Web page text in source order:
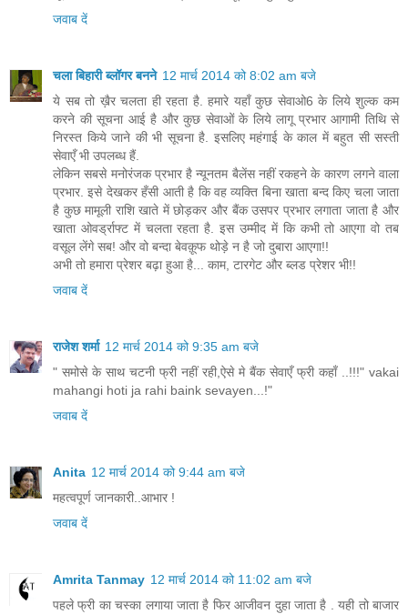
जवाब दें
चला बिहारी ब्लॉगर बनने 12 मार्च 2014 को 8:02 am बजे
ये सब तो ख़ैर चलता ही रहता है. हमारे यहाँ कुछ सेवाओ6 के लिये शुल्क कम
करने की सूचना आई है और कुछ सेवाओं के लिये लागू प्रभार आगामी तिथि से
निरस्त किये जाने की भी सूचना है. इसलिए महंगाई के काल में बहुत सी सस्ती
सेवाएँ भी उपलब्ध हैं.
लेकिन सबसे मनोरंजक प्रभार है न्यूनतम बैलेंस नहीं रकहने के कारण लगने वाला
प्रभार. इसे देखकर हँसी आती है कि वह व्यक्ति बिना खाता बन्द किए चला जाता
है कुछ मामूली राशि खाते में छोड़कर और बैंक उसपर प्रभार लगाता जाता है और
खाता ओवर्ड्राफ्ट में चलता रहता है. इस उम्मीद में कि कभी तो आएगा वो तब
वसूल लेंगे सब! और वो बन्दा बेवक़ूफ थोड़े न है जो दुबारा आएगा!!
अभी तो हमारा प्रेशर बढ़ा हुआ है... काम, टारगेट और ब्लड प्रेशर भी!!
जवाब दें
राजेश शर्मा 12 मार्च 2014 को 9:35 am बजे
" समोसे के साथ चटनी फ्री नहीं रही,ऐसे मे बैंक सेवाएँ फ्री कहाँ ..!!!" vakai
mahangi hoti ja rahi baink sevayen...!"
जवाब दें
Anita 12 मार्च 2014 को 9:44 am बजे
महत्वपूर्ण जानकारी..आभार !
जवाब दें
Amrita Tanmay 12 मार्च 2014 को 11:02 am बजे
पहले फ्री का चस्का लगाया जाता है फिर आजीवन दुहा जाता है . यही तो बाजार